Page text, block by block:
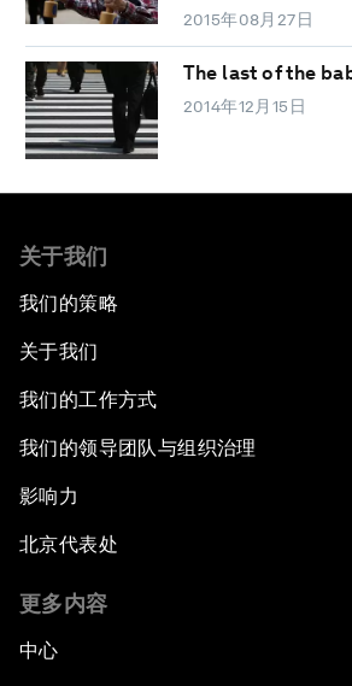
2015年08月27日
The last of the
2014年12月15日
关于我们
我们的策略
关于我们
我们的工作方式
我们的领导团队与组织治理
影响力
北京代表处
更多内容
中心